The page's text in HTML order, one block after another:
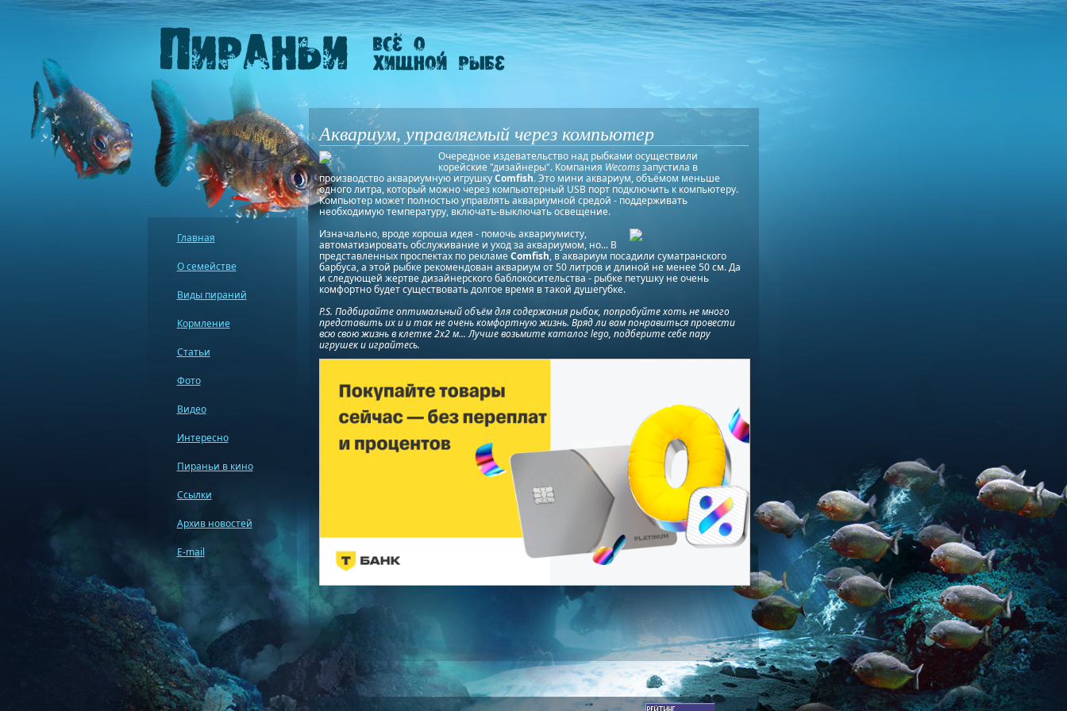
Аквариум, управляемый через компьютер
Очередное издевательство над рыбками осуществили
корейские "дизайнеры". Компания Wecomsзапустила в
производство аквариумную игрушкуComfish. Это мини аквариум, объёмом меньше
одного литра, который можно через компьютерный USB порт подключить к компьютеру.
Компьютер может полностью управлять аквариумной средой - поддерживать
необходимую температуру, включать-выключать освещение.
Изначально, вроде хороша идея - помочь аквариумисту,
автоматизировать обслуживание и уход за аквариумом, но... В
представленных проспектах по рекламеComfish, в аквариум посадили суматранского
барбуса, а этой рыбке рекомендован аквариум от 50 литров и длиной не менее 50 см. Да
и следующей жертве дизайнерского баблокосительства - рыбке петушку не очень
комфортно будет существовать долгое время в такой душегубке.
P.S. Подбирайте оптимальный объём для содержания рыбок, попробуйте хоть не много
представить их и и так не очень комфортную жизнь. Вряд ли вам понравиться провести
всю свою жизнь в клетке 2х2 м... Лучше возьмите каталог lego, подберите себе пару
игрушек и играйтесь.
Главная
О семействе
Виды пираний
Кормление
Статьи
Фото
Видео
Интересно
Пираньи в кино
Ссылки
Архив новостей
E-mail